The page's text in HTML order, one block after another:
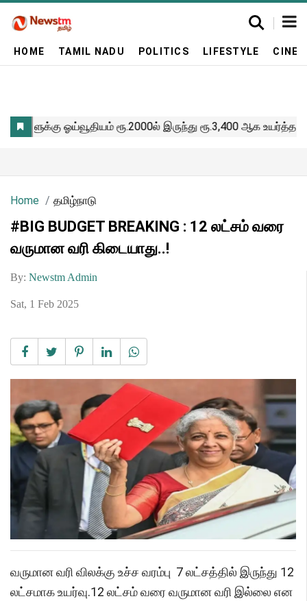
HOME TAMIL NADU POLITICS LIFESTYLE
Home தமிழ்நாடு
#BIG BUDGET BREAKING : 12 லட்சம் வரை
வருமான வரி கிடையாது..!
By: Newstm Admin
Sat, 1 Feb 2025
வருமான வரி விலக்கு உச்ச வரம்பு 7 லட்சத்தில் இருந்து 12
லட்சமாக உயர்வு.12 லட்சம் வரை வருமான வரி இல்லை என